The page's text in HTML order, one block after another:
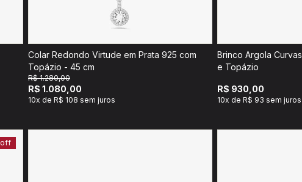
Colar Redondo Virtude em Prata 925 com
Topázio - 45 cm
R$ 1.280,00
R$ 1.080,00
10x de R$ 108 sem juros
Brinco Argola Curvas Elementos em Prata 925
e Topázio
R$ 930,00
10x de R$ 93 sem juros
off